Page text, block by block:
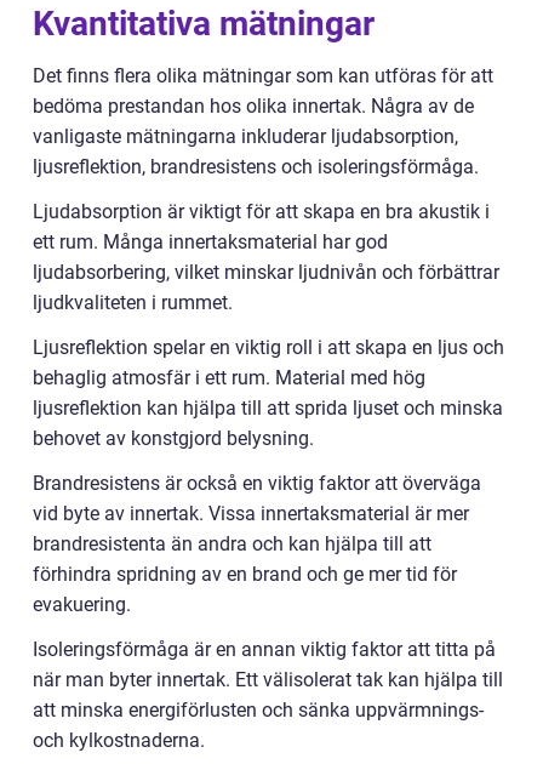
Kvantitativa mätningar
Det finns flera olika mätningar som kan utföras för att
bedöma prestandan hos olika innertak. Några av de
vanligaste mätningarna inkluderar ljudabsorption,
ljusreflektion, brandresistens och isoleringsförmåga.
Ljudabsorption är viktigt för att skapa en bra akustik i
ett rum. Många innertaksmaterial har god
ljudabsorbering, vilket minskar ljudnivån och förbättrar
ljudkvaliteten i rummet.
Ljusreflektion spelar en viktig roll i att skapa en ljus och
behaglig atmosfär i ett rum. Material med hög
ljusreflektion kan hjälpa till att sprida ljuset och minska
behovet av konstgjord belysning.
Brandresistens är också en viktig faktor att överväga
vid byte av innertak. Vissa innertaksmaterial är mer
brandresistenta än andra och kan hjälpa till att
förhindra spridning av en brand och ge mer tid för
evakuering.
Isoleringsförmåga är en annan viktig faktor att titta på
när man byter innertak. Ett välisolerat tak kan hjälpa till
att minska energiförlusten och sänka uppvärmnings-
och kylkostnaderna.